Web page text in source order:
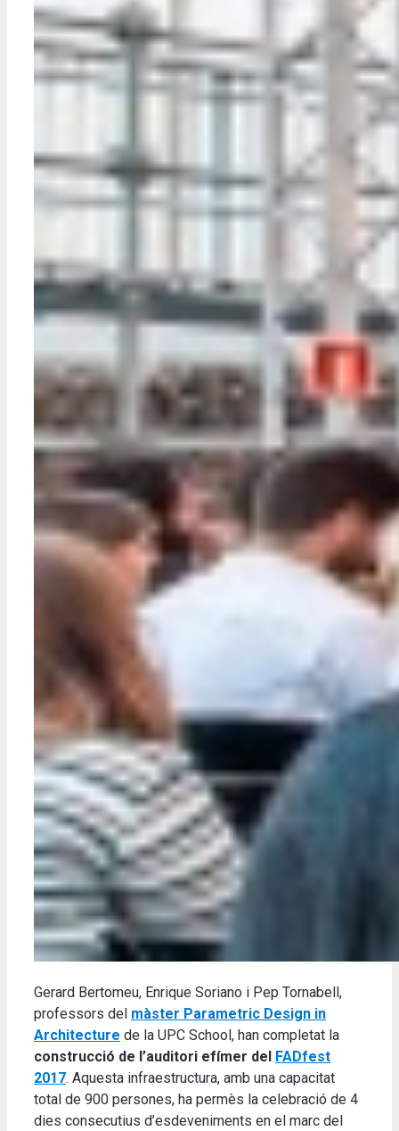
Gerard Bertomeu, Enrique Soriano i Pep Tornabell,
professors del màster Parametric Design in
Architecture de la UPC School, han completat la
construcció de l’auditori efímer del
FADfest
2017. Aquesta infraestructura, amb una capacitat
total de 900 persones, ha permès la celebració de 4
dies consecutius d’esdeveniments en el marc del